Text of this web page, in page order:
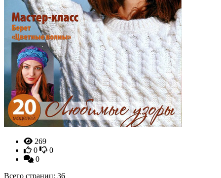
269
0
0
0
Всего страниц: 36